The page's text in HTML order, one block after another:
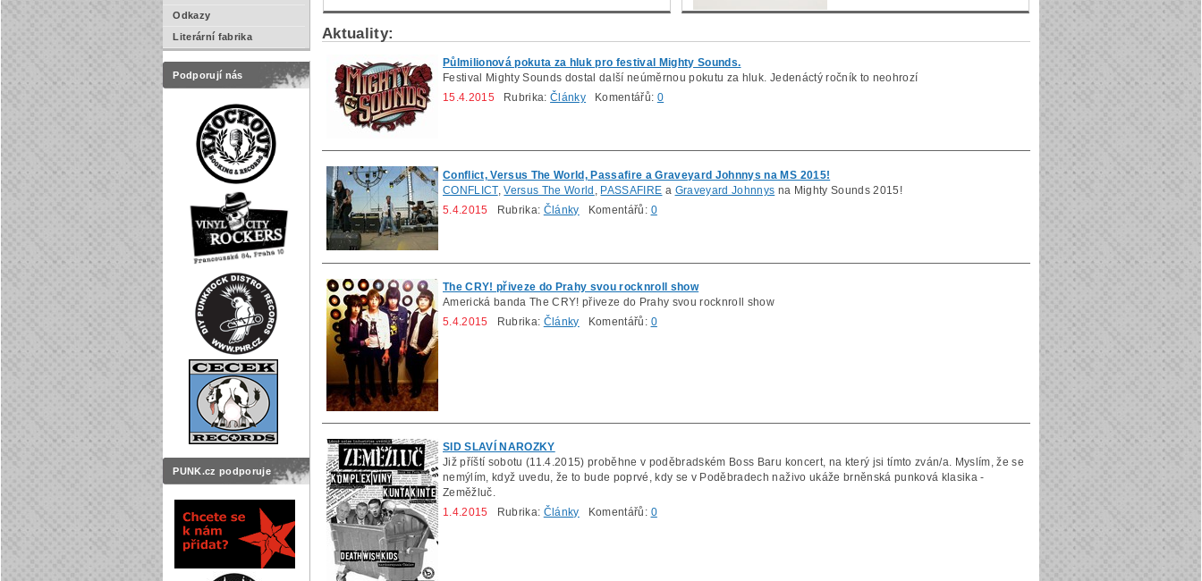
Odkazy
Literární fabrika
Podporují nás
PUNK.cz podporuje
Aktuality:
Půlmilionová pokuta za hluk pro festival Mighty Sounds.
Festival Mighty Sounds dostal další neúměrnou pokutu za hluk. Jedenáctý ročník to neohrozí
15.4.2015 Rubrika:Články Komentářů: 0
Conflict, Versus The World, Passafire a Graveyard Johnnys na MS 2015!
CONFLICT,Versus The World PASSAFIRE a Graveyard Johnnys na Mighty Sounds 2015!
5.4.2015 Rubrika: Články Komentářů: 0
The CRY! přiveze do Prahy svou rocknroll show
Americká banda The CRY! přiveze do Prahy svou rocknroll show
5.4.2015 Rubrika: Články Komentářů: 0
SID SLAVÍ NAROZKY
Již příští sobotu (11.4.2015) proběhne v poděbradském Boss Baru koncert, na který jsi tímto zván/a. Myslím, že se
nemýlím, když uvedu, že to bude poprvé, kdy se v Poděbradech naživo ukáže brněnská punková klasika -
Zeměžluč.
1.4.2015 Rubrika: Články Komentářů: 0